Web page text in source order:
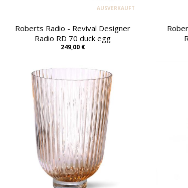
AUSVERKAUFT
Roberts Radio - Revival Designer
Radio RD 70 duck egg
249,00 €